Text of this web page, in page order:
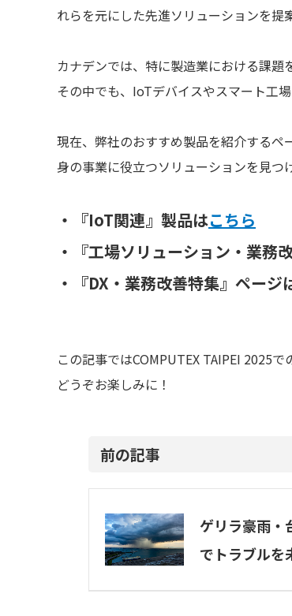
れらを元にした先進ソリューションを提
カナデンでは、特に製造業における課題
その中でも、IoTデバイスやスマート工
現在、弊社のおすすめ製品を紹介する
身の事業に役立つソリューションを見つ
・『IoT関連』製品はこちら
・『工場ソリューション・業務
・『DX・業務改善特集』ページ
この記事ではCOMPUTEX TAIPEI 2025
どうぞお楽しみに！
前の記事
ゲリラ豪雨・
でトラブルを